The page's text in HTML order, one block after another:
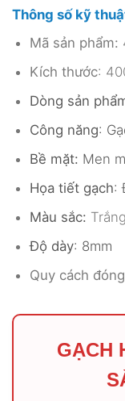
Thông số kỹ
Mã sản phẩm:
Kích thước:
Dòng sản
Công năng:
Bề mặt: Men
Họa tiết gạch:
Màu sắc: Trắng
Độ dày: 8mm
Quy cách
GẠCH